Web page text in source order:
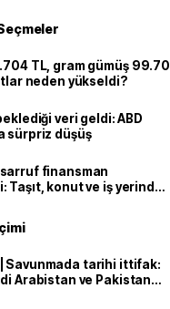
TL, gram gümüş 99.70
neden yükseldi?
veri geldi: ABD
sürpriz düşüş
finansman
Taşıt, konut ve iş yerinde
| Savunmada tarihi ittifak:
Arabistan ve Pakistan